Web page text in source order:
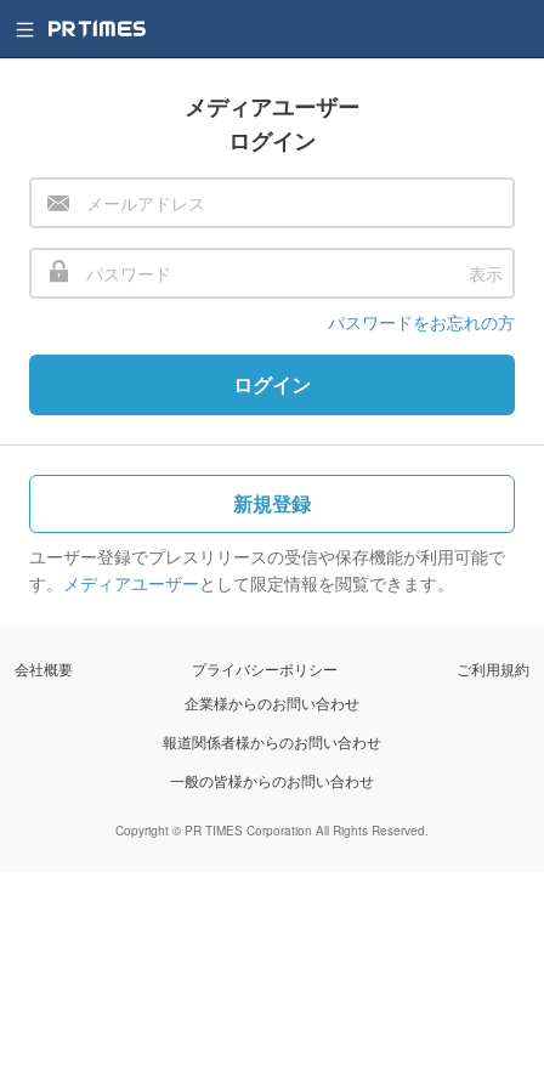
メディアユーザー
ログイン
表示
パスワードをお忘れの方
ログイン
新規登録
ユーザー登録でプレスリリースの受信や保存機能が利用可能で
す。 メディアユーザーとして限定情報を閲覧できます。
会社概要 プライバシーポリシー
ご利用規約
企業様からのお問い合わせ
報道関係者様からのお問い合わせ
一般の皆様からのお問い合わせ
Copyright © PR TIMES Corporation All Rights Reserved.